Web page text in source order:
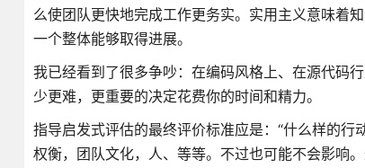
么使团队更快地完成工作更务实。实用主义意味着
一个整体能够取得进展。
我已经看到了很多争吵：在编码风格上、在源代码
少更难，更重要的决定花费你的时间和精力。
指导启发式评估的最终评价标准应是：“什么样的
权衡，团队文化，人、等等。不过也可能不会影响